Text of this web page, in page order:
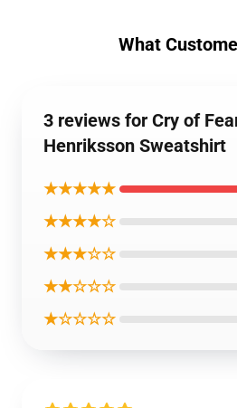
What
3 reviews for Cry of
Henriksson Sweatshirt
★★★★★
★★★★☆
★★★☆☆
★★☆☆☆
★☆☆☆☆